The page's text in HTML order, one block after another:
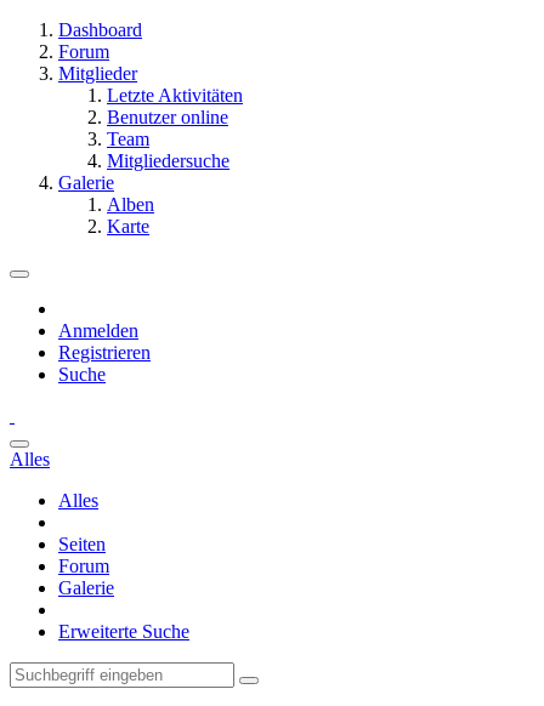
Dashboard
Forum
Mitglieder
Letzte Aktivitäten
Benutzer online
Team
Mitgliedersuche
Galerie
Alben
Karte
Anmelden
Registrieren
Suche
Alles
Alles
Seiten
Forum
Galerie
Erweiterte Suche